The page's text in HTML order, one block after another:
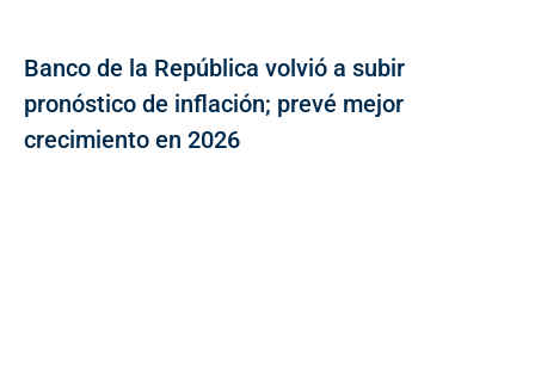
Banco de la República volvió a subir
pronóstico de inflación; prevé mejor
crecimiento en 2026